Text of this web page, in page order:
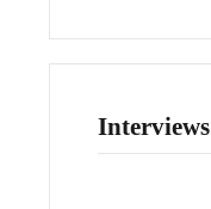
Interviews